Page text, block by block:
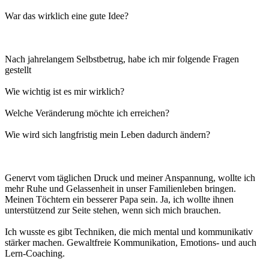
War das wirklich eine gute Idee?
Nach jahrelangem Selbstbetrug, habe ich mir folgende Fragen
gestellt
Wie wichtig ist es mir wirklich?
Welche Veränderung möchte ich erreichen?
Wie wird sich langfristig mein Leben dadurch ändern?
Genervt vom täglichen Druck und meiner Anspannung, wollte ich
mehr Ruhe und Gelassenheit in unser Familienleben bringen.
Meinen Töchtern ein besserer Papa sein. Ja, ich wollte ihnen
unterstützend zur Seite stehen, wenn sich mich brauchen.
Ich wusste es gibt Techniken, die mich mental und kommunikativ
stärker machen. Gewaltfreie Kommunikation, Emotions- und auch
Lern-Coaching.